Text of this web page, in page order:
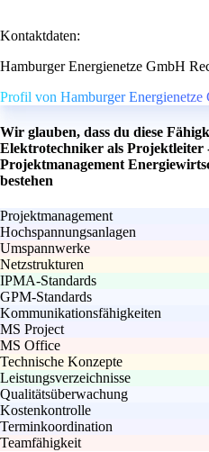
Kontaktdaten:
Hamburger Energienetze GmbH
Profil von Hamburger Energienetze
Wir glauben, dass du diese
Elektrotechniker als Projektleiter
Projektmanagement
bestehen
Projektmanagement
Hochspannungsanlagen
Umspannwerke
Netzstrukturen
IPMA-Standards
GPM-Standards
Kommunikationsfähigkeiten
MS Project
MS Office
Technische Konzepte
Leistungsverzeichnisse
Qualitätsüberwachung
Kostenkontrolle
Terminkoordination
Teamfähigkeit